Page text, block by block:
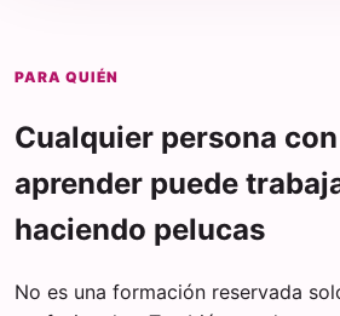
PARA QUIÉN
Cualquier persona
aprender puede
haciendo pelucas
No es una formación reservada